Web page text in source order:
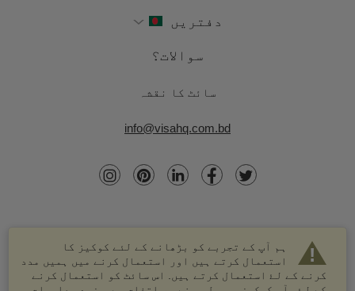
ہم آپ کے تجربے کو بڑھانے کے لئے کوکیز کا
استعمال کرتے ہیں اور استعمال کرنے میں ہمیں مدد
کرنے کے لۓ استعمال کرتے ہیں. اس سائٹ کو استعمال کرنے
دفتریں
سوالات؟
سائٹ کا نقشہ
info@visahq.com.bd